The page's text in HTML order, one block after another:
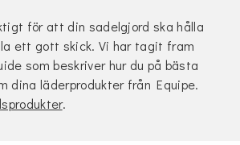
för att din sadelgjord ska hålla
ett gott skick. Vi har tagit fram
som beskriver hur du på bästa
dina läderprodukter från Equipe.
.